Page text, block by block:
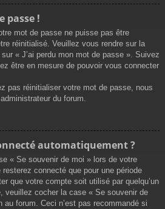
passe !
mot de passe ne puisse pas être
réinitialisé. Veuillez vous rendre sur la
« J’ai perdu mon mot de passe ». Suivez
être en mesure de pouvoir vous connecter
pas réinitialiser votre mot de passe, nous
du forum.
automatiquement ?
« Se souvenir de moi » lors de votre
connecté que pour une période
que votre compte soit utilisé par quelqu’un
veuillez cocher la case « Se souvenir de
au forum. Ceci n’est pas recommandé si